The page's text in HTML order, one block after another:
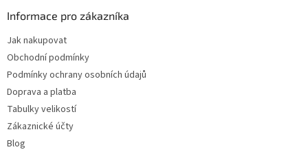
Informace pro zákazníka
Jak nakupovat
Obchodní podmínky
Podmínky ochrany osobních údajů
Doprava a platba
Tabulky velikostí
Zákaznické účty
Blog